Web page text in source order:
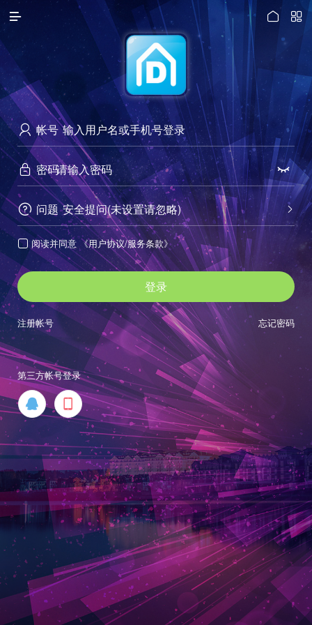

访问电脑版
 

 帐号
 密码 
 问题 
安全提问(未设置请忽略)
 阅读并同意 《用户协议/服务条款》
登录
忘记密码
注册帐号
第三方帐号登录
 